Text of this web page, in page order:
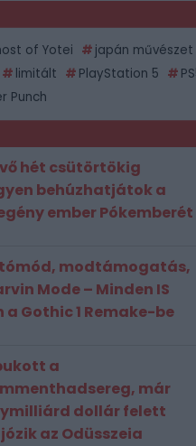
of Yotei
japán művészet
limitált PlayStation 5
Punch
hét csütörtökig
behúzhatjátok a
ember Pókemberét
modtámogatás,
Mode – Minden IS
a Gothic 1 Remake-be
a
már
dollár felett
az Odüsszeia